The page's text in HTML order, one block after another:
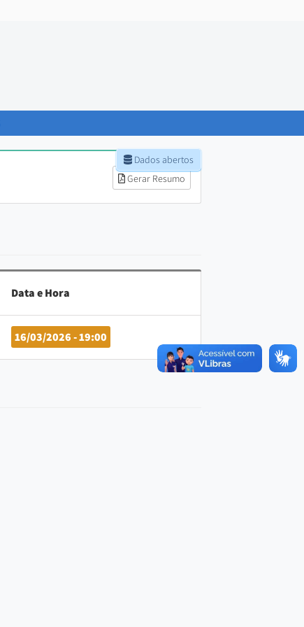
Dados abertos
Gerar Resumo
Data e Hora
16/03/2026 - 19:00